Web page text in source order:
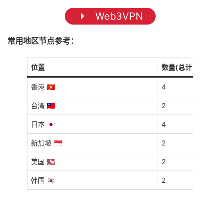
Web3VPN
常用地区节点参考：
位置 数量(总计 16 个)
香港 🇭🇰 4
台湾 🇹🇼 2
日本 🇯🇵 4
新加坡 🇸🇬 2
美国 🇺🇸 2
韩国 🇰🇷 2